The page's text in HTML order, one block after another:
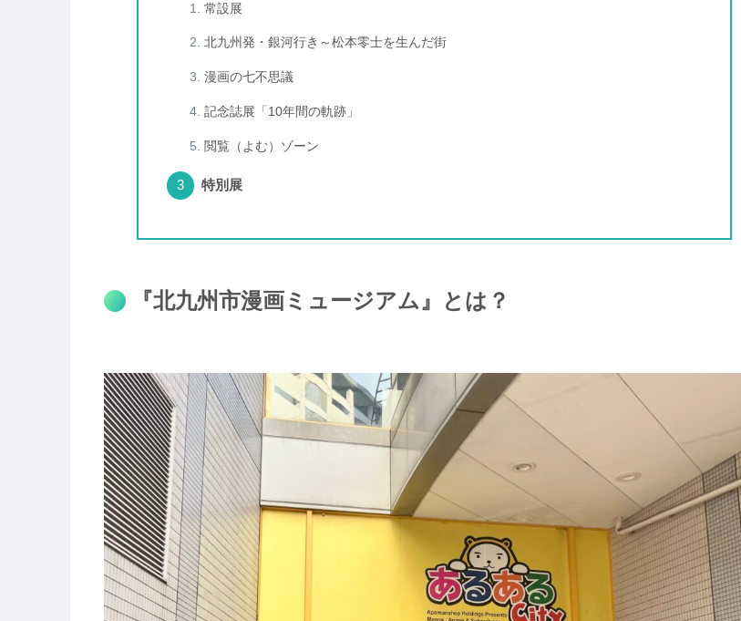
常設展
北九州発・銀河行き～松本零士を生んだ街
漫画の七不思議
記念誌展「10年間の軌跡」
閲覧（よむ）ゾーン
特別展
『北九州市漫画ミュージアム』とは？